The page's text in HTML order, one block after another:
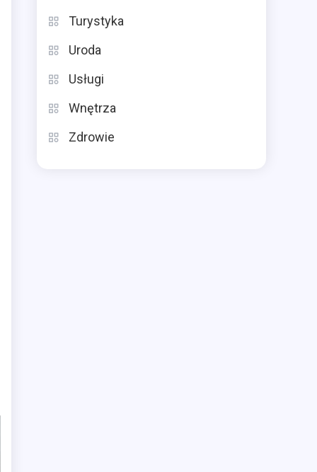
Turystyka
Uroda
Usługi
Wnętrza
Zdrowie